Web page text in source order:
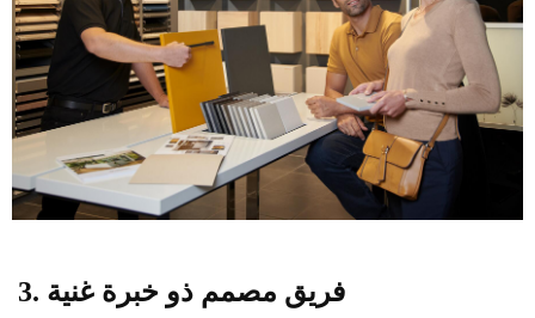
3. فريق مصمم ذو خبرة غنية